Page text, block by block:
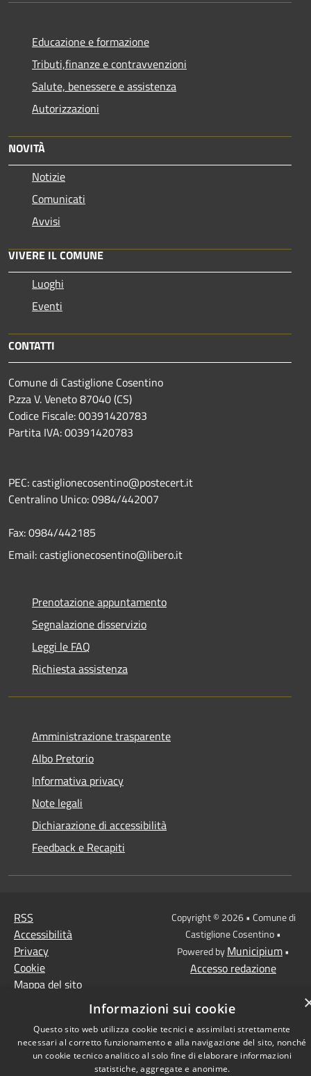
Educazione e formazione
Tributi,finanze e contravvenzioni
Salute, benessere e assistenza
Autorizzazioni
NOVITÀ
Notizie
Comunicati
Avvisi
VIVERE IL COMUNE
Luoghi
Eventi
CONTATTI
Comune di Castiglione Cosentino
P.zza V. Veneto 87040 (CS)
Codice Fiscale: 00391420783
Partita IVA: 00391420783
PEC: castiglionecosentino@postecert.it
Centralino Unico: 0984/442007
Fax: 0984/442185
Email: castiglionecosentino@libero.it
Prenotazione appuntamento
Segnalazione disservizio
Leggi le FAQ
Richiesta assistenza
Amministrazione trasparente
Albo Pretorio
Informativa privacy
Note legali
Dichiarazione di accessibilità
Feedback e Recapiti
RSS
Accessibilità
Privacy
Cookie
Mappa del sito
Copyright © 2026 • Comune di
Castiglione Cosentino •
Powered byMunicipium•
Accesso redazione
Informazioni sui cookie
Questo sito web utilizza cookie tecnici e assimilati strettamente
necessari al corretto funzionamento e alla navigazione del sito, nonché
un cookie tecnico analitico al solo fine di elaborare informazioni
statistiche, aggregate e anonime.